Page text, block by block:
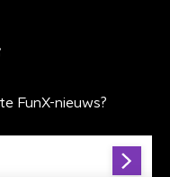
FunX-nieuws?